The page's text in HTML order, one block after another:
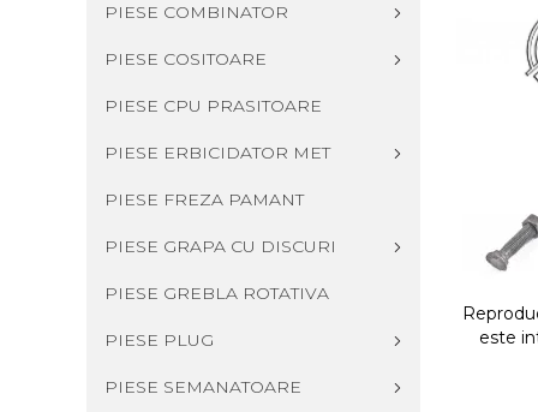
PIESE COMBINATOR
PIESE COSITOARE
PIESE CPU PRASITOARE
PIESE ERBICIDATOR MET
PIESE FREZA PAMANT
PIESE GRAPA CU DISCURI
PIESE GREBLA ROTATIVA
PIESE PLUG
PIESE SEMANATOARE
este